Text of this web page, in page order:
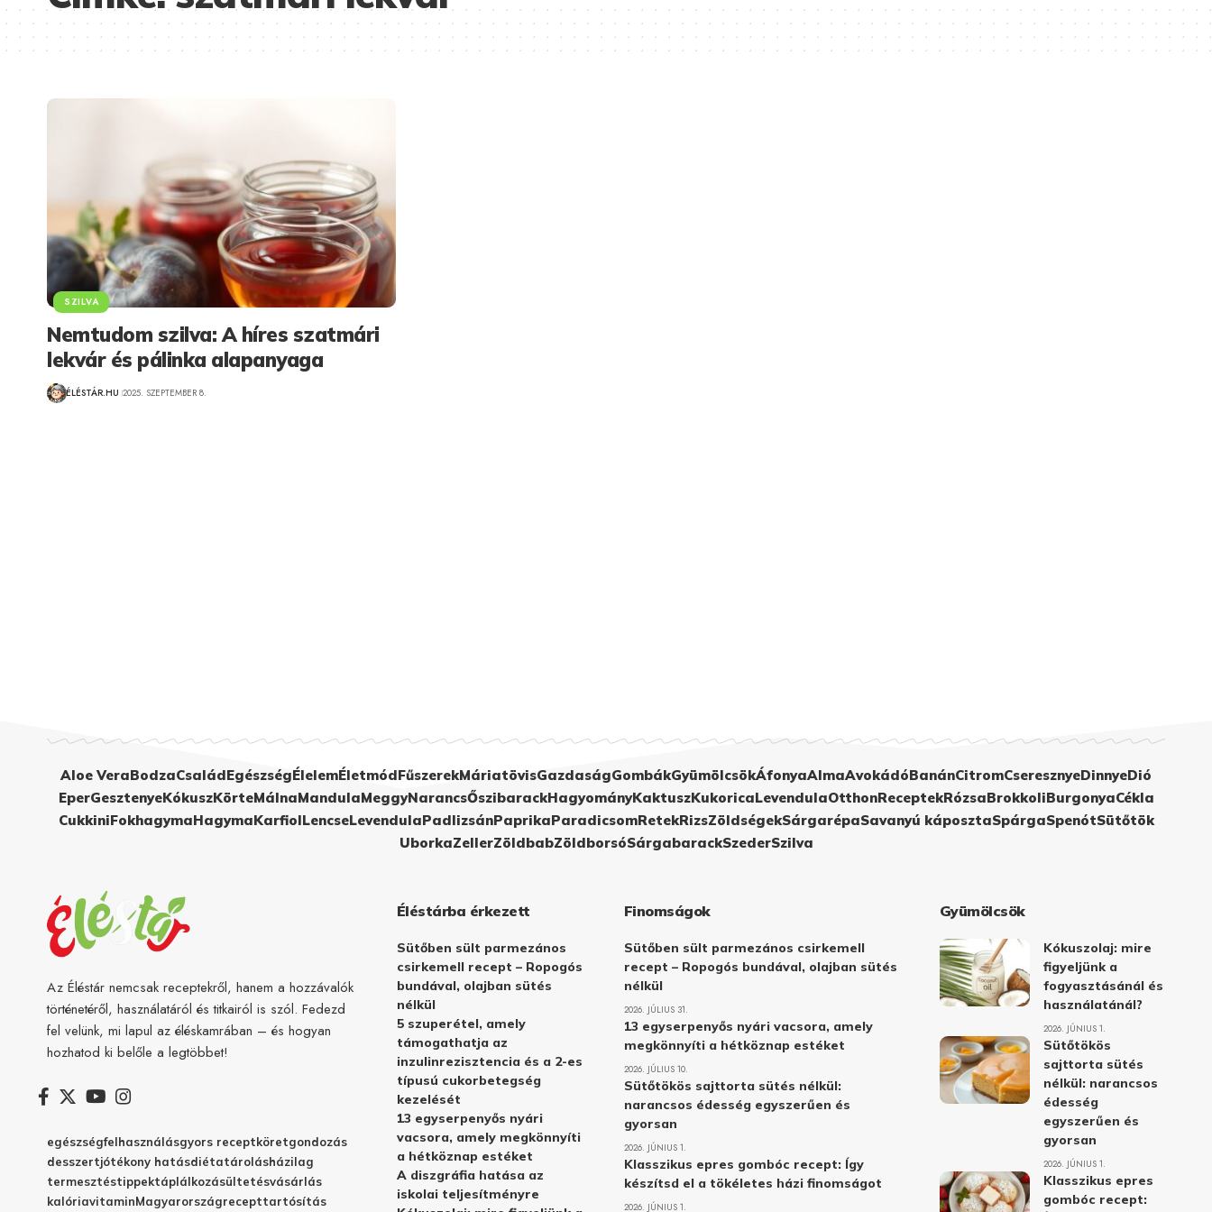
SZILVA
Nemtudom szilva: A híres szatmári
lekvár és pálinka alapanyaga
ÉLÉSTÁR.HU 2025. SZEPTEMBER 8.
Aloe VeraBodzaCsaládEgészségÉlelemÉletmódFűszerekMáriatövisGazdaságGombákGyümölcsökÁfonyaAlmaAvokádóBanánCitromCseresznyeDinnyeDió
EperGesztenyeKókuszKörteMálnaMandulaMeggyNarancsŐszibarackHagyományKaktuszKukoricaLevendulaOtthonReceptekRózsaBrokkoliBurgonyaCékla
CukkiniFokhagymaHagymaKarfiolLencseLevendulaPadlizsánPaprikaParadicsomRetekRizsZöldségekSárgarépaSavanyú káposztaSpárgaSpenótSütőtök
UborkaZellerZöldbabZöldborsóSárgabarackSzederSzilva
Az Éléstár nemcsak receptekről, hanem a hozzávalók
történetéről, használatáról és titkairól is szól. Fedezd
fel velünk, mi lapul az éléskamrában – és hogyan
hozhatod ki belőle a legtöbbet!
egészségfelhasználásgyors receptköretgondozás
desszertjótékony hatásdiétatárolásházilag
termesztéstippektáplálkozásültetésvásárlás
kalóriavitaminMagyarországrecepttartósítás
Éléstárba érkezett
Sütőben sült parmezános
csirkemell recept – Ropogós
bundával, olajban sütés
nélkül
5 szuperétel, amely
támogathatja az
inzulinrezisztencia és a 2-es
típusú cukorbetegség
kezelését
13 egyserpenyős nyári
vacsora, amely megkönnyíti
a hétköznap estéket
A diszgráfia hatása az
iskolai teljesítményre
Finomságok
Sütőben sült parmezános csirkemell
recept – Ropogós bundával, olajban sütés
nélkül
2026. JÚLIUS 31.
13 egyserpenyős nyári vacsora, amely
megkönnyíti a hétköznap estéket
2026. JÚLIUS 10.
Sütőtökös sajttorta sütés nélkül:
narancsos édesség egyszerűen és
gyorsan
2026. JÚNIUS 1.
Klasszikus epres gombóc recept: Így
készítsd el a tökéletes házi finomságot
2026. JÚNIUS 1.
Gyümölcsök
Kókuszolaj: mire
figyeljünk a
fogyasztásánál és
használatánál?
2026. JÚNIUS 1.
Sütőtökös
sajttorta sütés
nélkül: narancsos
édesség
egyszerűen és
gyorsan
2026. JÚNIUS 1.
Klasszikus epres
gombóc recept: